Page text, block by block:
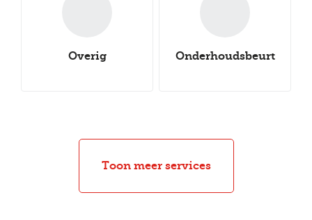
Overig Onderhoudsbeurt
seasonbanden
Autocheck Uitlijnen
Groot onderhoud Klein onderhoud
Toon meer services